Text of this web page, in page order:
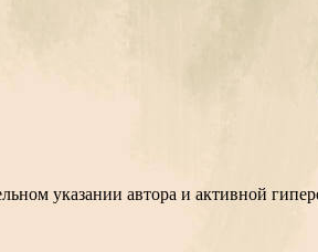
указании автора и активной